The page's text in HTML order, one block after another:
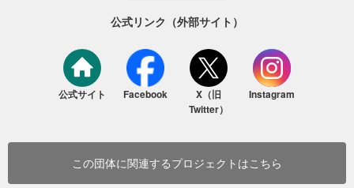
公式リンク（外部サイト）
公式サイト Facebook
X（旧
Twitter）
Instagram
この団体に関連するプロジェクトはこちら